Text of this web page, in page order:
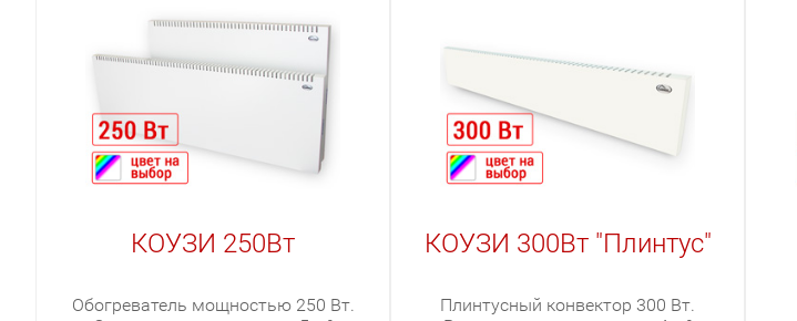
КОУЗИ 250Вт
Обогреватель мощностью 250 Вт.
КОУЗИ 300Вт "Плинтус"
Плинтусный конвектор 300 Вт.